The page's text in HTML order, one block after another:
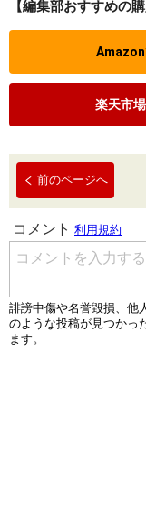
【編集部おすすめの
Amazon
楽天市
前のページへ